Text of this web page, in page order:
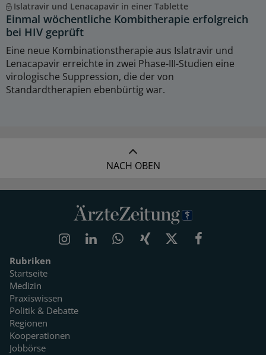
Islatravir und Lenacapavir in einer Tablette
Einmal wöchentliche Kombitherapie erfolgreich
bei HIV geprüft
Eine neue Kombinationstherapie aus Islatravir und
Lenacapavir erreichte in zwei Phase-III-Studien eine
virologische Suppression, die der von
Standardtherapien ebenbürtig war.
NACH OBEN
Rubriken
Startseite
Medizin
Praxiswissen
Politik & Debatte
Regionen
Kooperationen
Jobbörse